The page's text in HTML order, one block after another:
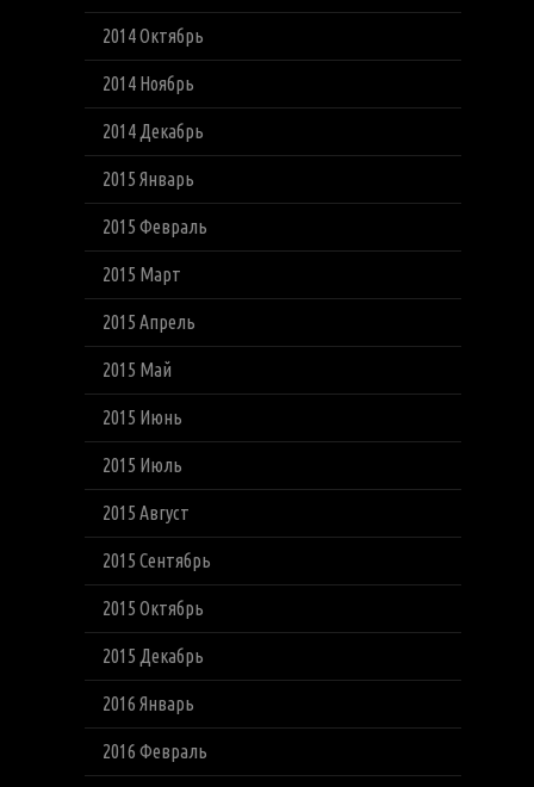
2014 Октябрь
2014 Ноябрь
2014 Декабрь
2015 Январь
2015 Февраль
2015 Март
2015 Апрель
2015 Май
2015 Июнь
2015 Июль
2015 Август
2015 Сентябрь
2015 Октябрь
2015 Декабрь
2016 Январь
2016 Февраль